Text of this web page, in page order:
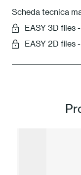
Scheda tecnica
EASY 3D files
EASY 2D files